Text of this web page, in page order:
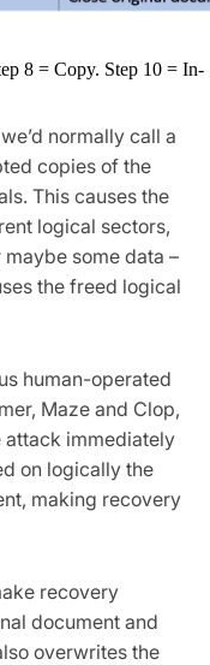
8 = Copy. Step 10 = In-
normally call a
copies of the
This causes the
logical sectors,
some data –
the freed logical
human-operated
Maze and Clop,
attack immediately
on logically the
making recovery
recovery
document and
overwrites the